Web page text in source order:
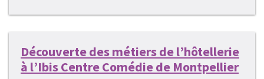
Découverte des métiers de l’hôtellerie
à l’Ibis Centre Comédie de Montpellier